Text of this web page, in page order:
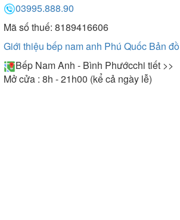
03995.888.90
Mã số thuế: 8189416606
Giới thiệu bếp nam anh Phú Quốc Bản đồ
Bếp Nam Anh - Bình Phướcchi tiết >>
Mở cửa : 8h - 21h00 (kể cả ngày lễ)